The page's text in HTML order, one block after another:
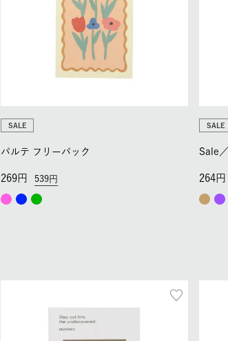
SALE
パルテ フリーパック
539
269
SALE
Sale／
264